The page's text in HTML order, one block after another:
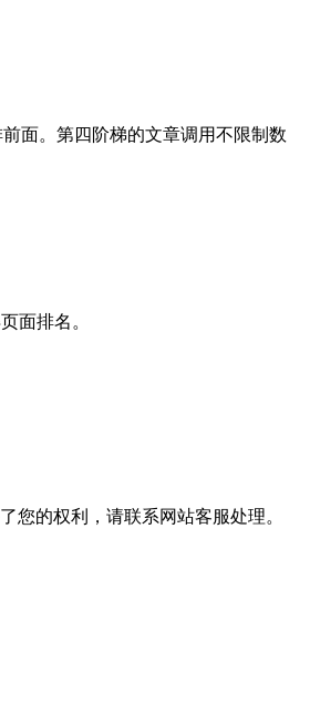
面。第四阶梯的文章调用不限制数
面排名。
您的权利，请联系网站客服处理。